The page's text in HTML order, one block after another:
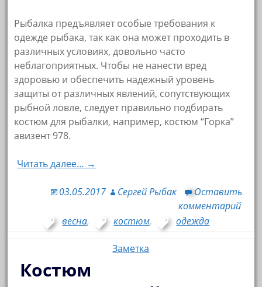
Рыбалка предъявляет особые требования к
одежде рыбака, так как она может проходить в
различных условиях, довольно часто
неблагоприятных. Чтобы не нанести вред
здоровью и обеспечить надежный уровень
защиты от различных явлений, сопутствующих
рыбной ловле, следует правильно подбирать
костюм для рыбалки, например, костюм “Горка”
авизент 978.
Читать далее… →
03.05.2017 Сергей Рыбак
Оставить
комментарий
весна, костюм, одежда
Заметка
Костюм